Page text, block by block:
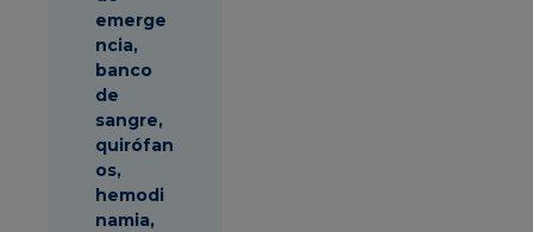
emerge
ncia,
banco
de
sangre,
quirófan
os,
hemodi
namia,